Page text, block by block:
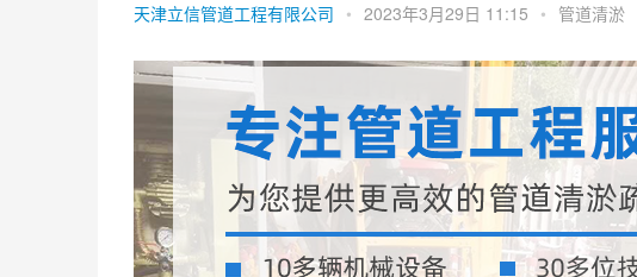
天津立信管道工程有限公司 • 2023年3月29日 11:15 • 管道清淤